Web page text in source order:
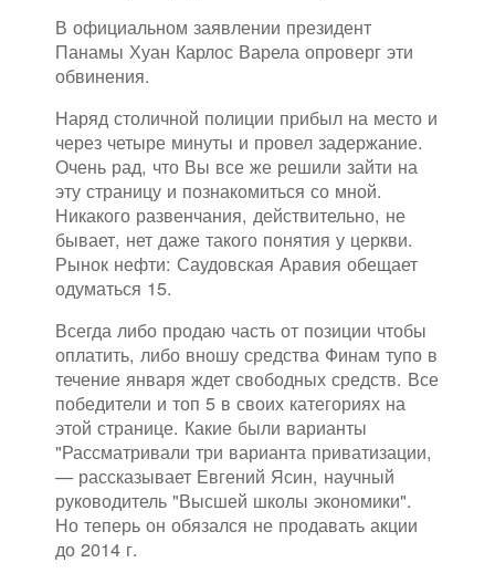
В официальном заявлении президент
Панамы Хуан Карлос Варела опроверг эти
обвинения.
Наряд столичной полиции прибыл на место и
через четыре минуты и провел задержание.
Очень рад, что Вы все же решили зайти на
эту страницу и познакомиться со мной.
Никакого развенчания, действительно, не
бывает, нет даже такого понятия у церкви.
Рынок нефти: Саудовская Аравия обещает
одуматься 15.
Всегда либо продаю часть от позиции чтобы
оплатить, либо вношу средства Финам тупо в
течение января ждет свободных средств. Все
победители и топ 5 в своих категориях на
этой странице. Какие были варианты
"Рассматривали три варианта приватизации,
— рассказывает Евгений Ясин, научный
руководитель "Высшей школы экономики".
Но теперь он обязался не продавать акции
до 2014 г.